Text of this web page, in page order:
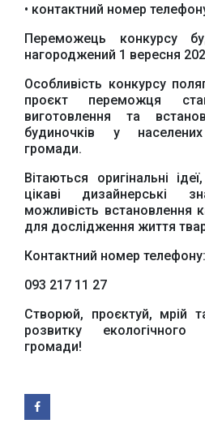
• контактний номер
Переможець конкурсу
нагороджений 1 вересня
Особливість конкурсу
проєкт переможця
виготовлення та
будиночків у
громади.
Вітаються оригінальні
цікаві дизайнерські
можливість встановлення
для дослідження життя
Контактний номер телефону:
093 217 11 27
Створюй, проєктуй, мрій
розвитку екологічного
громади!
Урядовий портал
Бориспільської РДА